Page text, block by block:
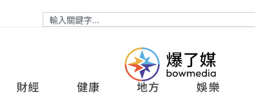
財經 健康 地方 娛樂